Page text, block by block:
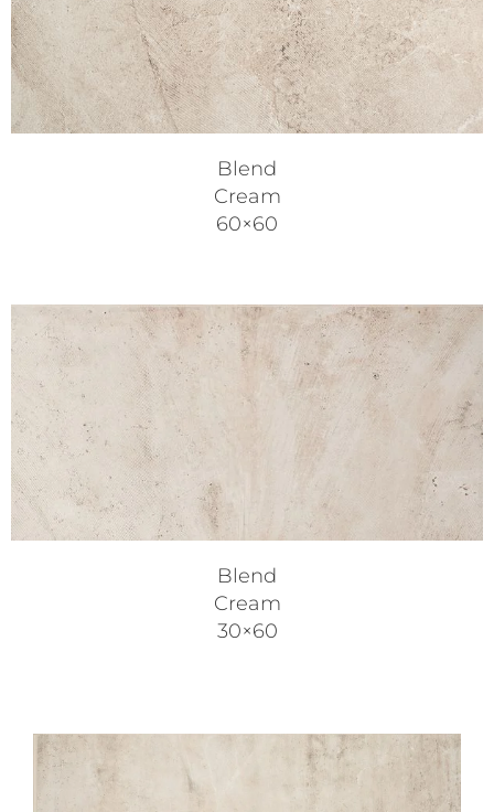
Blend
Cream
60×60
Blend
Cream
30×60